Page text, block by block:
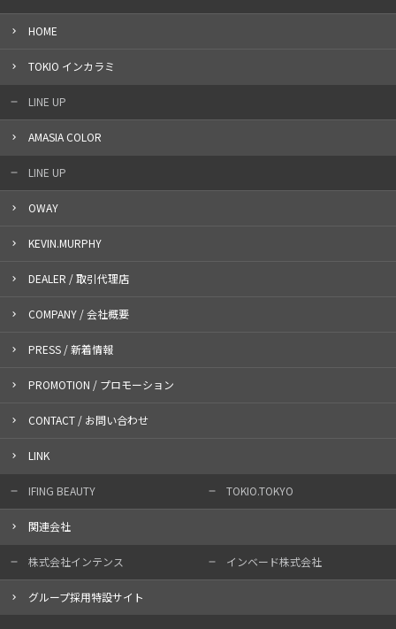
HOME
TOKIO インカラミ
LINE UP
AMASIA COLOR
LINE UP
OWAY
KEVIN.MURPHY
DEALER / 取引代理店
COMPANY / 会社概要
PRESS / 新着情報
PROMOTION / プロモーション
CONTACT / お問い合わせ
LINK
IFING BEAUTY TOKIO.TOKYO
関連会社
株式会社インテンス インベード株式会社
グループ採用特設サイト